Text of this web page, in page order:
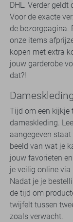
DHL. Verder
Voor de exacte
de bezorgpagina.
onze items
kopen met extra
jouw garderobe
dat?!
Tijd om een kijkje
dameskleding.
aangegeven
beeld van wat je
jouw favorieten
je veilig online via
Nadat je je
de tijd om
twijfelt tussen
zoals verwacht.